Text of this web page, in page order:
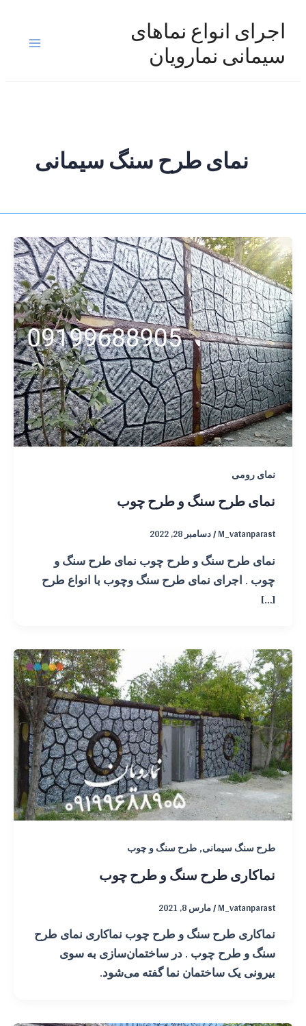
اجرای انواع نماهای
سیمانی نمارویان
Main
نمای طرح سنگ سیمانی
نمای رومی
نمای طرح سنگ و طرح چوب
M_vatanparast
/دسامبر 28, 2022
نمای طرح سنگ و طرح چوب نمای طرح سنگ و
چوب . اجرای نمای طرح سنگ وچوب با انواع طرح
[…]
طرح سنگ سیمانی,طرح سنگ و چوب
نماکاری طرح سنگ و طرح چوب
M_vatanparast
/مارس 8, 2021
نماکاری طرح سنگ و طرح چوب نماکاری نمای طرح
سنگ و طرح چوب . در ساختمان‌سازی به سوی
بیرونی یک ساختمان نما گفته می‌شود.